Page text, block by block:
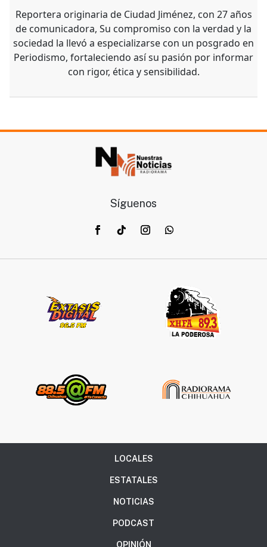
Reportera originaria de Ciudad Jiménez, con 27 años
de comunicadora, Su compromiso con la verdad y la
sociedad la llevó a especializarse con un posgrado en
Periodismo, fortaleciendo así su pasión por informar
con rigor, ética y sensibilidad.
Síguenos
LOCALES
ESTATALES
NOTICIAS
PODCAST
OPINIÓN